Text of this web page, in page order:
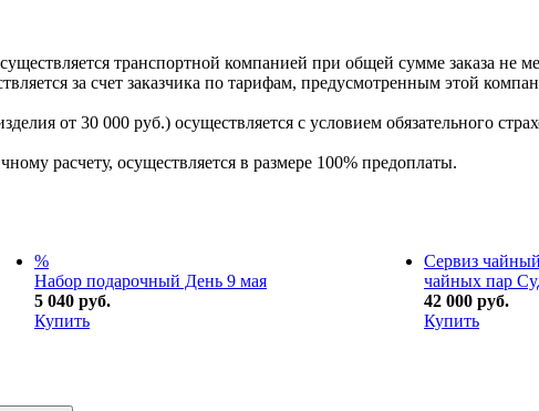
транспортной компанией при общей сумме заказа не
за счет заказчика по тарифам, предусмотренным этой
от 30 000 руб.) осуществляется с условием обязательного
расчету, осуществляется в размере 100% предоплаты.
%
Набор подарочный День 9 мая
5 040 руб.
Купить
Сервиз
чайных пар
42 000 руб.
Купить